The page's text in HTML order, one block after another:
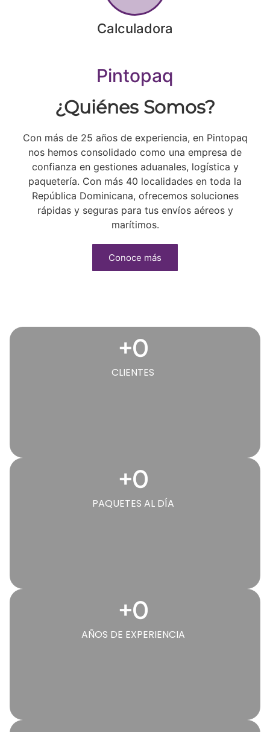
Calculadora
Pintopaq
¿Quiénes Somos?
Con más de 25 años de experiencia, en Pintopaq
nos hemos consolidado como una empresa de
confianza en gestiones aduanales, logística y
paquetería. Con más 40 localidades en toda la
República Dominicana, ofrecemos soluciones
rápidas y seguras para tus envíos aéreos y
marítimos.
Conoce más
CLIENTES
+0
PAQUETES AL DÍA
+0
AÑOS DE EXPERIENCIA
+0